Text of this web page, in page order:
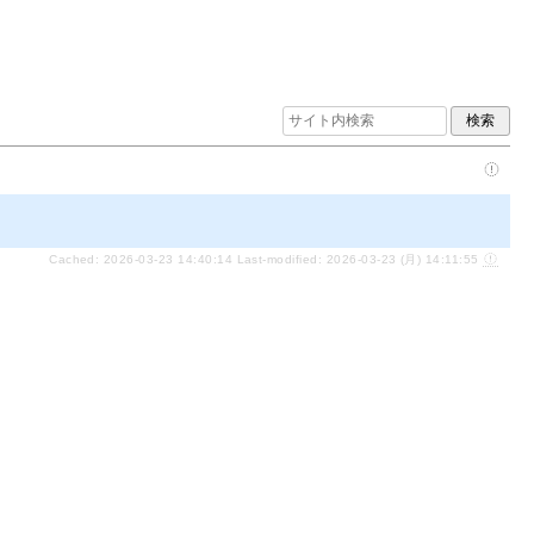
Cached: 2026-03-23 14:40:14 Last-modified: 2026-03-23 (月) 14:11:55